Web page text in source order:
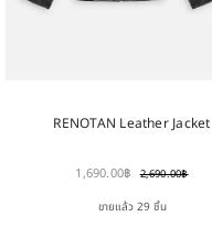
RENOTAN Leather Jacket
1,690.00฿ 2,690.00฿
ขายแล้ว 29 ชิ้น